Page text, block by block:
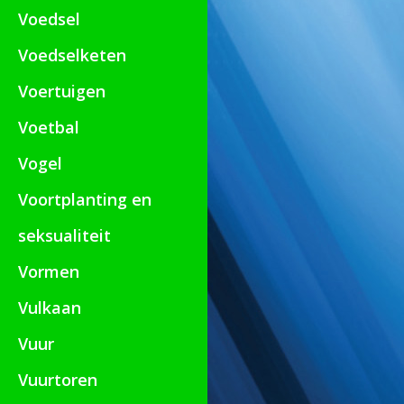
Voedsel
Voedselketen
Voertuigen
Voetbal
Vogel
Voortplanting en
seksualiteit
Vormen
Vulkaan
Vuur
Vuurtoren